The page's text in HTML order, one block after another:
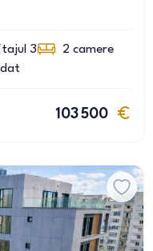
3 2 camere
103 500